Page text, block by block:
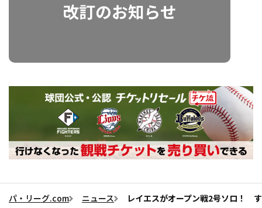
パ・リーグ.com ニュース レイエスがオープン戦2号ソロ！